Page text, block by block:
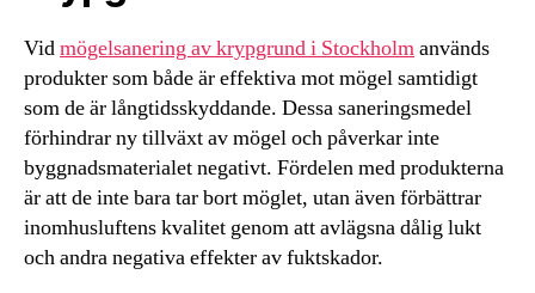
Vidmögelsanering av krypgrund i Stockholmanvänds
produkter som både är effektiva mot mögel samtidigt
som de är långtidsskyddande. Dessa saneringsmedel
förhindrar ny tillväxt av mögel och påverkar inte
byggnadsmaterialet negativt. Fördelen med produkterna
är att de inte bara tar bort möglet, utan även förbättrar
inomhusluftens kvalitet genom att avlägsna dålig lukt
och andra negativa effekter av fuktskador.